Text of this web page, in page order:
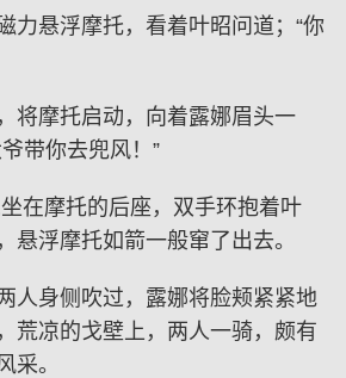
力悬浮摩托，看着叶昭问道；“你
将摩托启动，向着露娜眉头一
带你去兜风！”
在摩托的后座，双手环抱着叶
悬浮摩托如箭一般窜了出去。
人身侧吹过，露娜将脸颊紧紧地
荒凉的戈壁上，两人一骑，颇有
采。